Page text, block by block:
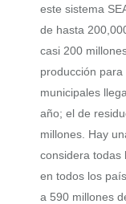
este sistema
de hasta
casi 200
producción
municipales
año; el de
millones. Hay
considera todas
en todos los
a 590 millones